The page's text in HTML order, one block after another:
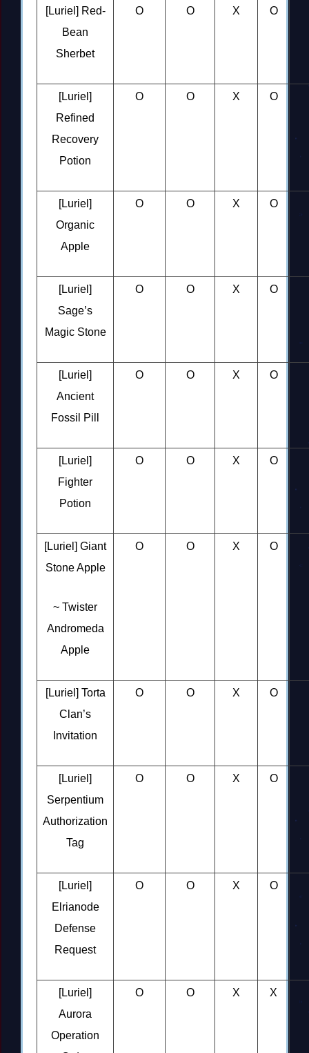
[Luriel] Red-
Bean
Sherbet
O O X O
[Luriel]
Refined
Recovery
Potion
O O X O
[Luriel]
Organic
Apple
O O X O
[Luriel]
Sage’s
Magic Stone
O O X O
[Luriel]
Ancient
Fossil Pill
O O X O
[Luriel]
Fighter
Potion
O O X O
[Luriel] Giant
Stone Apple
~ Twister
Andromeda
Apple
O O X O
[Luriel] Torta
Clan’s
Invitation
O O X O
[Luriel]
Serpentium
Authorization
Tag
O O X O
[Luriel]
Elrianode
Defense
Request
O O X O
[Luriel]
Aurora
Operation
O O X X